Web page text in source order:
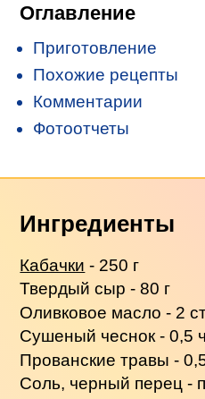
Оглавление
Приготовление
Похожие рецепты
Комментарии
Фотоотчеты
Ингредиенты
Кабачки - 250 г
Твердый сыр - 80 г
Оливковое масло - 2
Сушеный чеснок - 0,5
Прованские травы -
Соль, черный перец -